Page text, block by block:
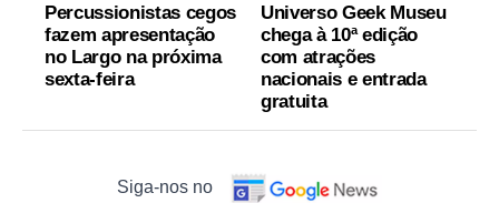
Percussionistas cegos
fazem apresentação
no Largo na próxima
sexta-feira
Universo Geek Museu
chega à 10ª edição
com atrações
nacionais e entrada
gratuita
Siga-nos no